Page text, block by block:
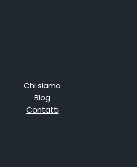
Chi siamo
Blog
Contatti